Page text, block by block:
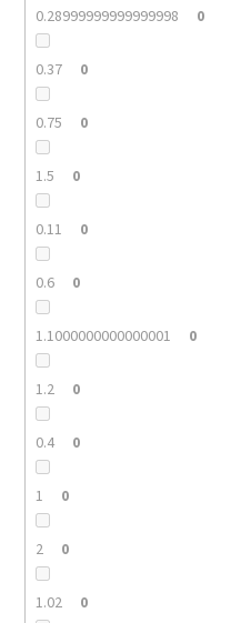
0.28999999999999998 0
0.37 0
0.75 0
1.5 0
0.11 0
0.6 0
1.1000000000000001 0
1.2 0
0.4 0
1 0
2 0
1.02 0